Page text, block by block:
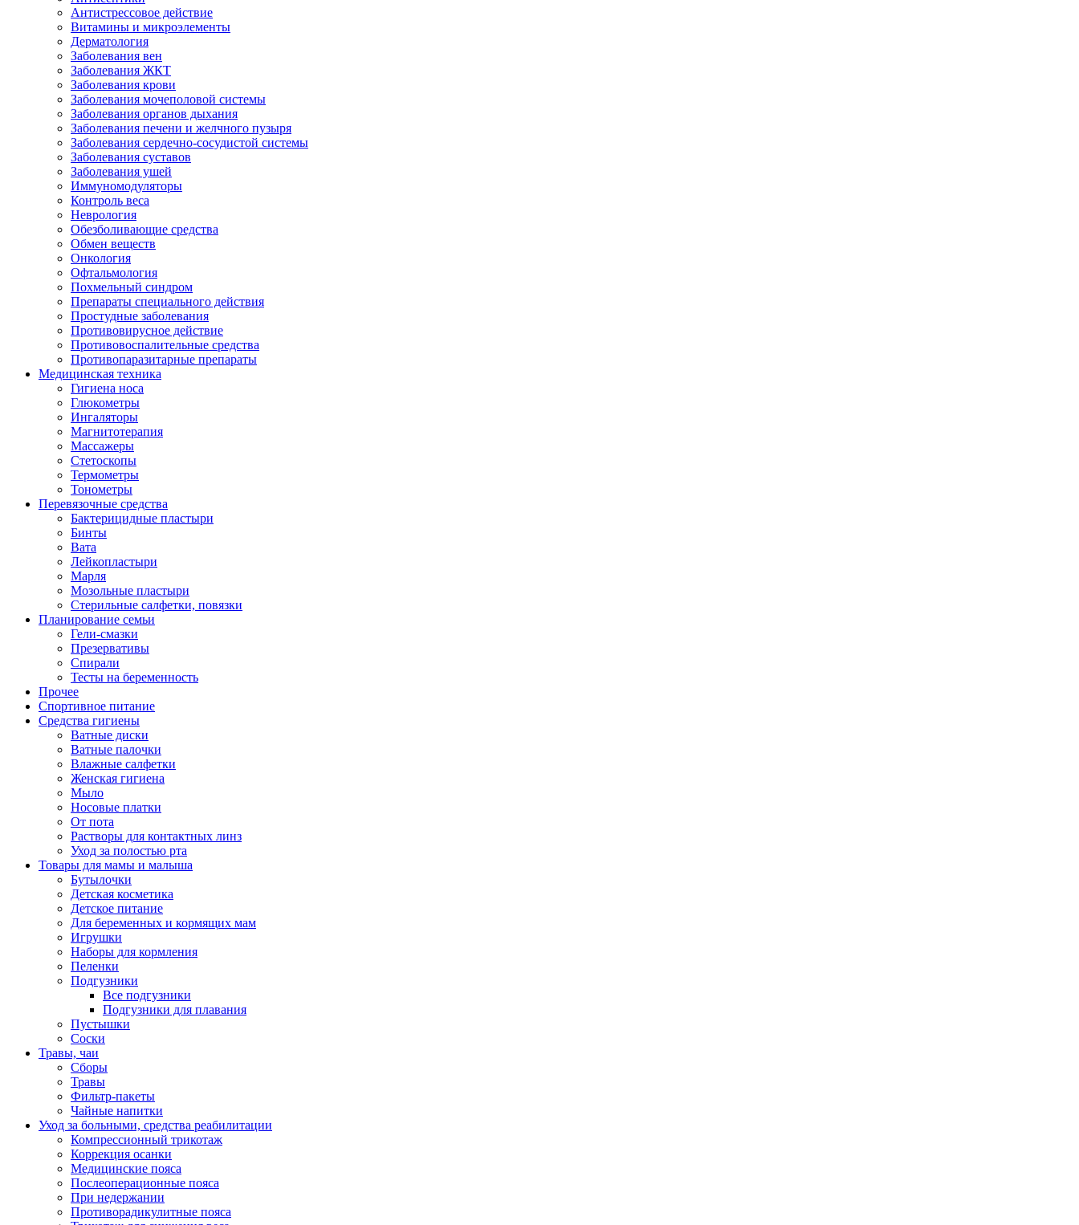
Антистрессовое действие
Витамины и микроэлементы
Дерматология
Заболевания вен
Заболевания ЖКТ
Заболевания крови
Заболевания мочеполовой системы
Заболевания органов дыхания
Заболевания печени и желчного пузыря
Заболевания сердечно-сосудистой системы
Заболевания суставов
Заболевания ушей
Иммуномодуляторы
Контроль веса
Неврология
Обезболивающие средства
Обмен веществ
Онкология
Офтальмология
Похмельный синдром
Препараты специального действия
Простудные заболевания
Противовирусное действие
Противовоспалительные средства
Противопаразитарные препараты
Медицинская техника
Гигиена носа
Глюкометры
Ингаляторы
Магнитотерапия
Массажеры
Стетоскопы
Термометры
Тонометры
Перевязочные средства
Бактерицидные пластыри
Бинты
Вата
Лейкопластыри
Марля
Мозольные пластыри
Стерильные салфетки, повязки
Планирование семьи
Гели-смазки
Презервативы
Спирали
Тесты на беременность
Прочее
Спортивное питание
Средства гигиены
Ватные диски
Ватные палочки
Влажные салфетки
Женская гигиена
Мыло
Носовые платки
От пота
Растворы для контактных линз
Уход за полостью рта
Товары для мамы и малыша
Бутылочки
Детская косметика
Детское питание
Для беременных и кормящих мам
Игрушки
Наборы для кормления
Пеленки
Подгузники
Все подгузники
Подгузники для плавания
Пустышки
Соски
Травы, чаи
Сборы
Травы
Фильтр-пакеты
Чайные напитки
Уход за больными, средства реабилитации
Компрессионный трикотаж
Коррекция осанки
Медицинские пояса
Послеоперационные пояса
При недержании
Противорадикулитные пояса